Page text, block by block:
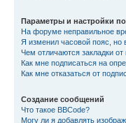
Параметры и настройки
На форуме неправильное
Я изменил часовой пояс, но
Чем отличаются закладки от
Как мне подписаться на
Как мне отказаться от
Создание сообщений
Что такое BBCode?
Могу ли я добавлять